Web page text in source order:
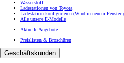
Wasserstoff
Ladestationen von Toyota
Ladestation konfigurieren (Wird in neuem Fenster
Alle unsere E-Modelle
Aktuelle Angebote
Preislisten & Broschüren
Geschäftskunden